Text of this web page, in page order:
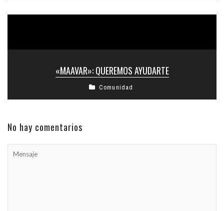
«MAAVAR»: QUEREMOS AYUDARTE
Comunidad
No hay comentarios